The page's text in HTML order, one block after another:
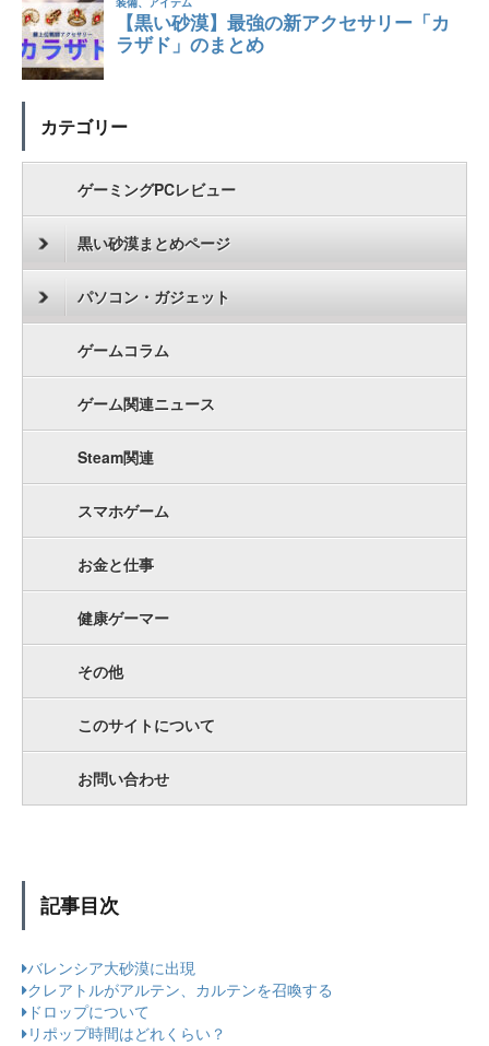
カテゴリー
ゲーミングPCレビュー
黒い砂漠まとめページ
パソコン・ガジェット
ゲームコラム
ゲーム関連ニュース
Steam関連
スマホゲーム
お金と仕事
健康ゲーマー
その他
このサイトについて
お問い合わせ
記事目次
バレンシア大砂漠に出現
クレアトルがアルテン、カルテンを召喚する
ドロップについて
リポップ時間はどれくらい？